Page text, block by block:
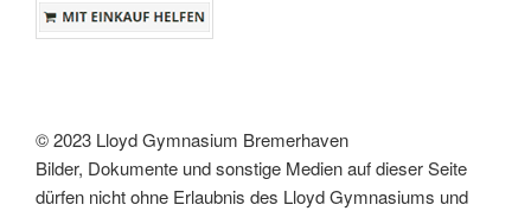
© 2023 Lloyd Gymnasium Bremerhaven
Bilder, Dokumente und sonstige Medien auf dieser Seite
dürfen nicht ohne Erlaubnis des Lloyd Gymnasiums und